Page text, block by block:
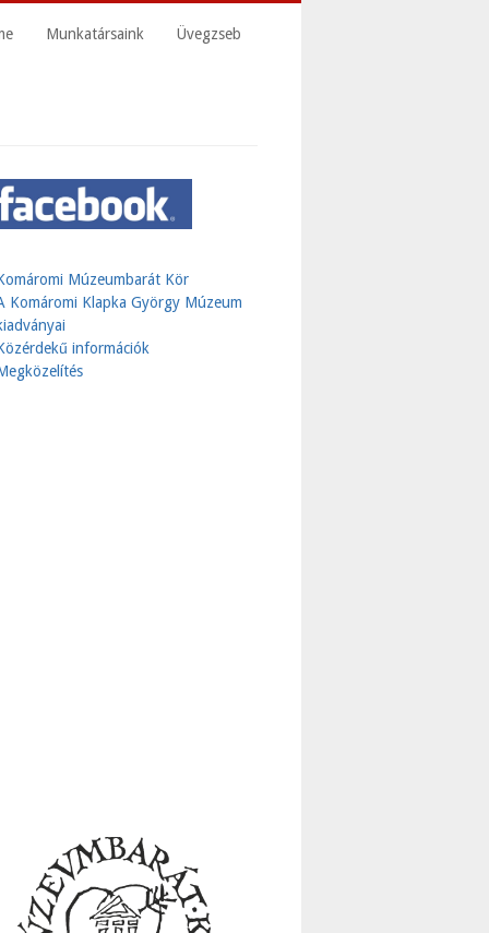
Munkatársaink Üvegzseb
Múzeumbarát Kör
Komáromi Klapka György Múzeum
információk